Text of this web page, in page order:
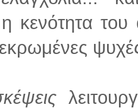
κενότητα